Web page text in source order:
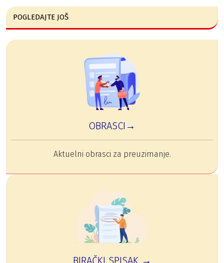
POGLEDAJTE JOŠ
OBRASCI→
Aktuelni obrasci za preuzimanje.
BIRAČKI SPISAK →